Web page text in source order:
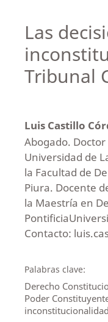
Las
Tribunal
Luis Castillo
Abogado.
Universidad de
la Facultad de
Piura. Docente
la Maestría en
Contacto:
Palabras clave:
Derecho
Poder